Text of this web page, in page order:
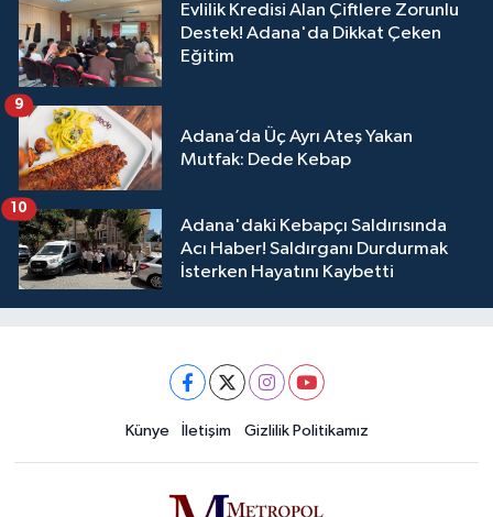
Evlilik Kredisi Alan Çiftlere Zorunlu
Destek! Adana'da Dikkat Çeken
Eğitim
Adana’da Üç Ayrı Ateş Yakan
Mutfak: Dede Kebap
9
Adana'daki Kebapçı Saldırısında
Acı Haber! Saldırganı Durdurmak
İsterken Hayatını Kaybetti
10
Künye İletişim Gizlilik Politikamız